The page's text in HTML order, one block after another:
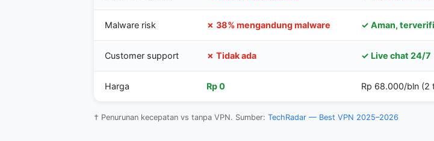
Malware risk ✗ 38% mengandung malware ✓ Aman,
Customer support ✗ Tidak ada ✓ Live chat 24/7
Harga Rp 0 Rp 68.000/bln (2
† Penurunan kecepatan vs tanpa VPN. Sumber: TechRadar — Best VPN 2025–2026